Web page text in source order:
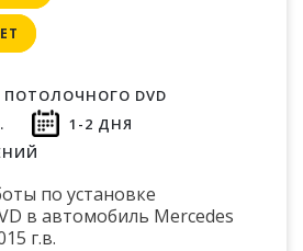
DVD
1-2 ДНЯ
по установке
в автомобиль Mercedes
г.в.